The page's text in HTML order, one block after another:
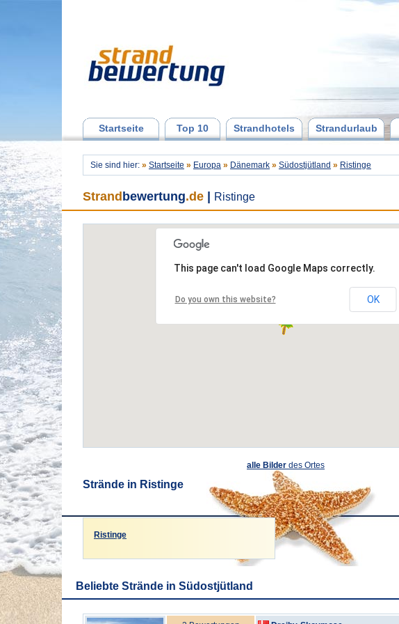
Startseite Top 10 Strandhotels Strandurlaub
Sie sind hier: » Startseite » Europa » Dänemark » Südostjütland » Ristinge
Strand bewertung.de Ristinge
This page can't load Google Maps correctly.
Do you own this website? OK
alle Bilder des Ortes
Strände in Ristinge
Ristinge
Beliebte Strände in Südostjütland